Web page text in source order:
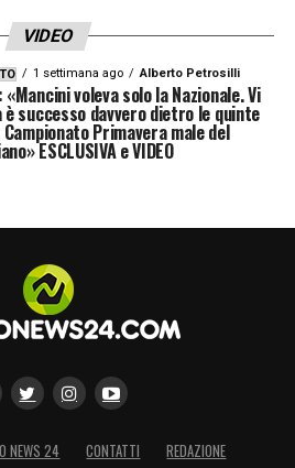
VIDEO
1 settimana ago Alberto Petrosilli
voleva solo la Nazionale. Vi
è successo davvero dietro le quinte
Campionato Primavera male del
ESCLUSIVA e VIDEO
NEWS 24 CONTATTI REDAZIONE